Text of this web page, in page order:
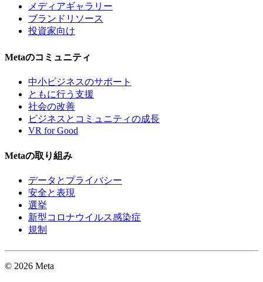
メディアギャラリー
ブランドリソース
投資家向け
Metaのコミュニティ
中小ビジネスのサポート
ともに行う支援
社会の改善
ビジネスとコミュニティの成長
VR for Good
Metaの取り組み
データとプライバシー
安全と表現
選挙
新型コロナウイルス感染症
規制
© 2026 Meta